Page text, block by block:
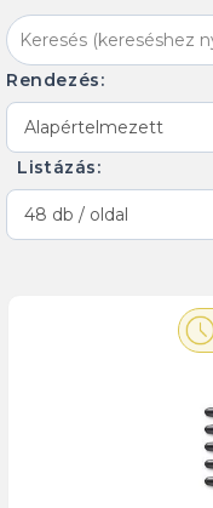
Rendezés:
Listázás: